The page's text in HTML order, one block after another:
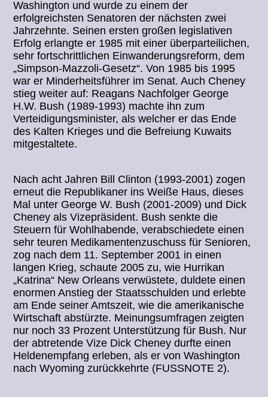
Washington und wurde zu einem der
erfolgreichsten Senatoren der nächsten zwei
Jahrzehnte. Seinen ersten großen legislativen
Erfolg erlangte er 1985 mit einer überparteilichen,
sehr fortschrittlichen Einwanderungsreform, dem
„Simpson-Mazzoli-Gesetz“. Von 1985 bis 1995
war er Minderheitsführer im Senat. Auch Cheney
stieg weiter auf: Reagans Nachfolger George
H.W. Bush (1989-1993) machte ihn zum
Verteidigungsminister, als welcher er das Ende
des Kalten Krieges und die Befreiung Kuwaits
mitgestaltete.
Nach acht Jahren Bill Clinton (1993-2001) zogen
erneut die Republikaner ins Weiße Haus, dieses
Mal unter George W. Bush (2001-2009) und Dick
Cheney als Vizepräsident. Bush senkte die
Steuern für Wohlhabende, verabschiedete einen
sehr teuren Medikamentenzuschuss für Senioren,
zog nach dem 11. September 2001 in einen
langen Krieg, schaute 2005 zu, wie Hurrikan
„Katrina“ New Orleans verwüstete, duldete einen
enormen Anstieg der Staatsschulden und erlebte
am Ende seiner Amtszeit, wie die amerikanische
Wirtschaft abstürzte. Meinungsumfragen zeigten
nur noch 33 Prozent Unterstützung für Bush. Nur
der abtretende Vize Dick Cheney durfte einen
Heldenempfang erleben, als er von Washington
nach Wyoming zurückkehrte (FUSSNOTE 2).